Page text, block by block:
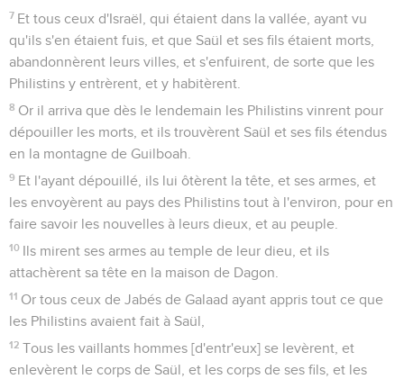
7 Et tous ceux d'Israël, qui étaient dans la vallée, ayant vu
qu'ils s'en étaient fuis, et que Saül et ses fils étaient morts,
abandonnèrent leurs villes, et s'enfuirent, de sorte que les
Philistins y entrèrent, et y habitèrent.
8 Or il arriva que dès le lendemain les Philistins vinrent pour
dépouiller les morts, et ils trouvèrent Saül et ses fils étendus
en la montagne de Guilboah.
9 Et l'ayant dépouillé, ils lui ôtèrent la tête, et ses armes, et
les envoyèrent au pays des Philistins tout à l'environ, pour en
faire savoir les nouvelles à leurs dieux, et au peuple.
10 Ils mirent ses armes au temple de leur dieu, et ils
attachèrent sa tête en la maison de Dagon.
11 Or tous ceux de Jabés de Galaad ayant appris tout ce que
les Philistins avaient fait à Saül,
12 Tous les vaillants hommes [d'entr'eux] se levèrent, et
enlevèrent le corps de Saül, et les corps de ses fils, et les